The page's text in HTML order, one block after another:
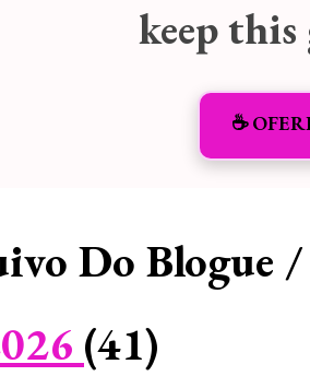
keep
☕️
Do Blogue
(41)